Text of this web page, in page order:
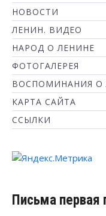
НОВОСТИ
ЛЕНИН. ВИДЕО
НАРОД О ЛЕНИНЕ
ФОТОГАЛЕРЕЯ
ВОСПОМИНАНИЯ О
КАРТА САЙТА
ССЫЛКИ
Письма первая